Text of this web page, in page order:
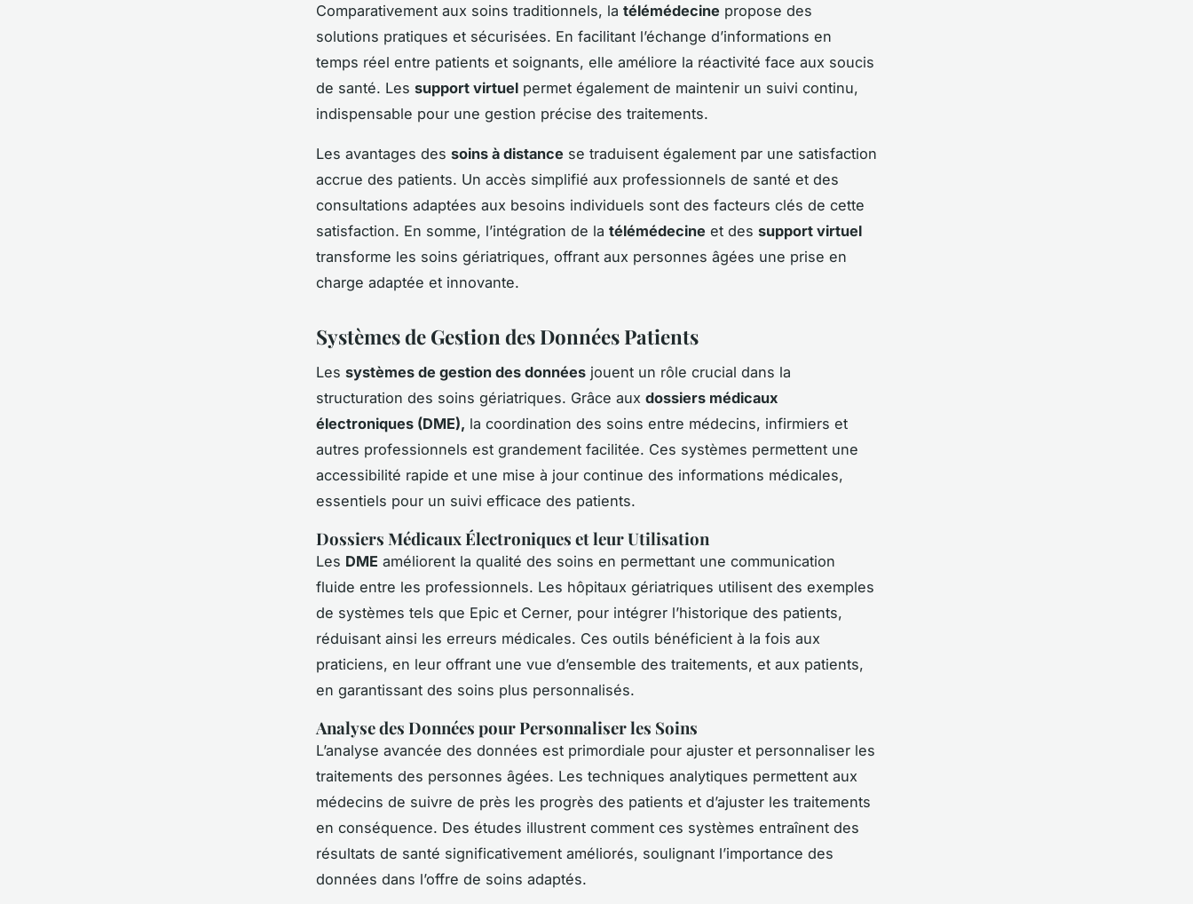
Comparativement aux soins traditionnels, la télémédecine propose des
solutions pratiques et sécurisées. En facilitant l’échange d’informations en
temps réel entre patients et soignants, elle améliore la réactivité face aux soucis
de santé. Les support virtuel permet également de maintenir un suivi continu,
indispensable pour une gestion précise des traitements.
Les avantages des soins à distance se traduisent également par une satisfaction
accrue des patients. Un accès simplifié aux professionnels de santé et des
consultations adaptées aux besoins individuels sont des facteurs clés de cette
satisfaction. En somme, l’intégration de la télémédecine et des support virtuel
transforme les soins gériatriques, offrant aux personnes âgées une prise en
charge adaptée et innovante.
Systèmes de Gestion des Données Patients
Les systèmes de gestion des données jouent un rôle crucial dans la
structuration des soins gériatriques. Grâce aux dossiers médicaux
électroniques (DME), la coordination des soins entre médecins, infirmiers et
autres professionnels est grandement facilitée. Ces systèmes permettent une
accessibilité rapide et une mise à jour continue des informations médicales,
essentiels pour un suivi efficace des patients.
Dossiers Médicaux Électroniques et leur Utilisation
Les DME améliorent la qualité des soins en permettant une communication
fluide entre les professionnels. Les hôpitaux gériatriques utilisent des exemples
de systèmes tels que Epic et Cerner, pour intégrer l’historique des patients,
réduisant ainsi les erreurs médicales. Ces outils bénéficient à la fois aux
praticiens, en leur offrant une vue d’ensemble des traitements, et aux patients,
en garantissant des soins plus personnalisés.
Analyse des Données pour Personnaliser les Soins
L’analyse avancée des données est primordiale pour ajuster et personnaliser les
traitements des personnes âgées. Les techniques analytiques permettent aux
médecins de suivre de près les progrès des patients et d’ajuster les traitements
en conséquence. Des études illustrent comment ces systèmes entraînent des
résultats de santé significativement améliorés, soulignant l’importance des
données dans l’offre de soins adaptés.